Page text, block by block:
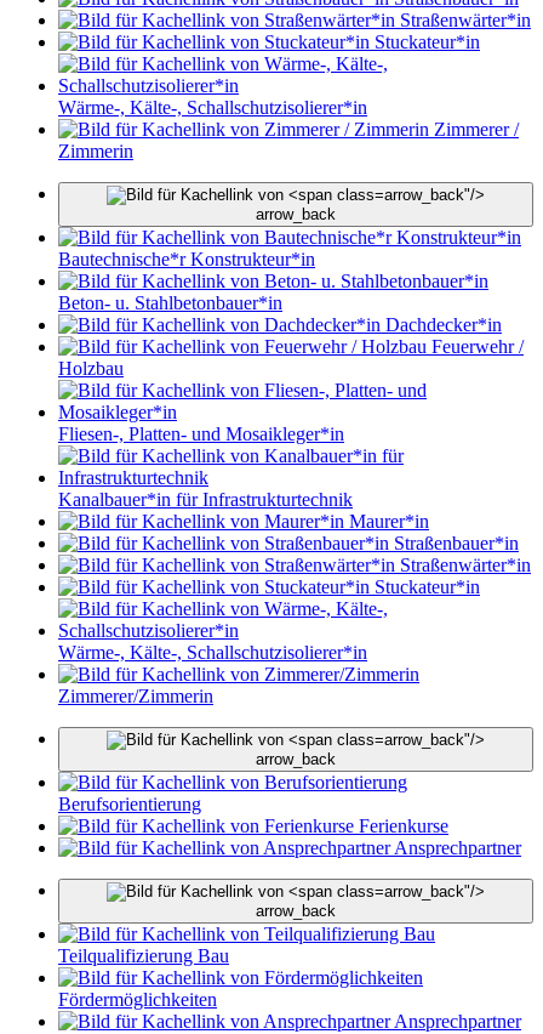
Straßenwärter*in
Stuckateur*in
Wärme-, Kälte-, Schallschutzisolierer*in
Zimmerer /
Zimmerin
arrow_back"/>
arrow_back
Bautechnische*r Konstrukteur*in
Beton- u. Stahlbetonbauer*in
Dachdecker*in
Feuerwehr /
Holzbau
Fliesen-, Platten- und Mosaikleger*in
Kanalbauer*in für Infrastrukturtechnik
Maurer*in
Straßenbauer*in
Straßenwärter*in
Stuckateur*in
Wärme-, Kälte-, Schallschutzisolierer*in
Zimmerer/Zimmerin
arrow_back"/>
arrow_back
Berufsorientierung
Ferienkurse
Ansprechpartner
arrow_back"/>
arrow_back
Teilqualifizierung Bau
Fördermöglichkeiten
Ansprechpartner